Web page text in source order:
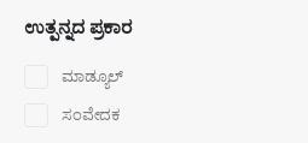
ಉತ್ಪನ್ನದ ಪ್ರಕಾರ
ಮಾಡ್ಯೂಲ್
ಸಂವೇದಕ